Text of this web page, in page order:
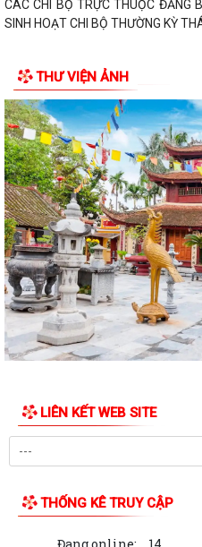
CÁC CHI BỘ TRỰC THUỘC ĐẢNG
SINH HOẠT CHI BỘ THƯỜNG KỲ
TRÊN ĐỊA BÀN THÀNH PHỐ HẢI
THÔNG BÁO Về việc đăng ký đội
niên, Nhi đồng thành phố Hải...
HỘI NGHỊ BỒI DƯỠNG, TẬP
CHO ĐỘI NGŨ CÁN BỘ QUẢN LÝ,
PHƯỜNG BẠCH ĐẰNG THAM DỰ
TỤC HÀNH CHÍNH CỦA ĐẢNG TRÊN
ĐẢNG BỘ PHƯỜNG BẠCH ĐẰNG:
GIÁM SÁT VÀ KỶ LUẬT CỦA ĐẢNG
ĐẢNG ỦY PHƯỜNG BẠCH ĐẰNG
KẾT CÔNG TÁC BÁO CÁO VIÊN
THƯƠNG BINH - LIỆT SĨ (27/7/1947 -
THÔNG BÁO Về việc niêm yết
HOÀN THÀNH LẮP ĐẶT ĐẢO CỜ
THƯ VIỆN ẢNH
LIÊN KẾT WEB SITE
THỐNG KÊ TRUY CẬP
Đang online: 14